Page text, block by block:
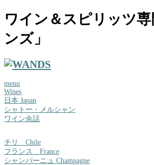
ワイン＆スピリッツ専
ンズ」
menu
Wines
日本 Japan
シャトー・メルシャン
ワイン余話
チリ Chile
フランス France
シャンパーニュ Champagne